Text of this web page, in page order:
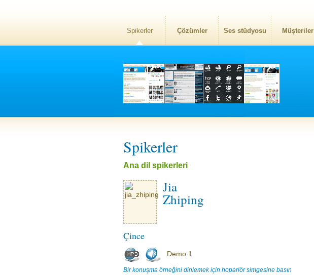
Spikerler Çözümler Ses stüdyosu Müşteriler
Spikerler
Ana dil spikerleri
Jia
Zhiping
Çince
Demo 1
Bir konuşma örneğini dinlemek için hoparlör simgesine basın